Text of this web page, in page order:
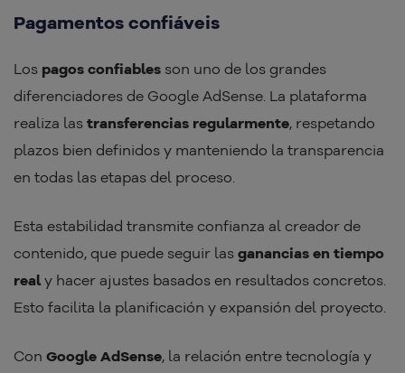
Pagamentos confiáveis
Los pagos confiables son uno de los grandes
diferenciadores de Google AdSense. La plataforma
realiza las transferencias regularmente, respetando
plazos bien definidos y manteniendo la transparencia
en todas las etapas del proceso.
Esta estabilidad transmite confianza al creador de
contenido, que puede seguir las ganancias en tiempo
realy hacer ajustes basados en resultados concretos.
Esto facilita la planificación y expansión del proyecto.
Con Google AdSense, la relación entre tecnología y